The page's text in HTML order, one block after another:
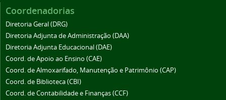
Coordenadorias
Diretoria Geral (DRG)
Diretoria Adjunta de Administração (DAA)
Diretoria Adjunta Educacional (DAE)
Coord. de Apoio ao Ensino (CAE)
Coord. de Almoxarifado, Manutenção e Patrimônio (CAP)
Coord. de Biblioteca (CBI)
Coord. de Contabilidade e Finanças (CCF)